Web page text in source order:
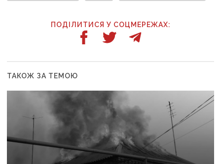
ПОДІЛИТИСЯ У СОЦМЕРЕЖАХ:
ТАКОЖ ЗА ТЕМОЮ